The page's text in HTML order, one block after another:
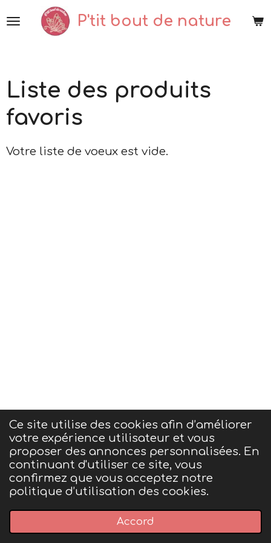
Ce site utilise des cookies afin d’améliorer
votre expérience utilisateur et vous
proposer des annonces personnalisées. En
continuant d'utiliser ce site, vous
confirmez que vous acceptez notre
politique d’utilisation des cookies.
Accord
Passer
P'tit bout de nature
Liste des produits
favoris
Votre liste de voeux est vide.
Conditions générales de ventes et mentions
légales